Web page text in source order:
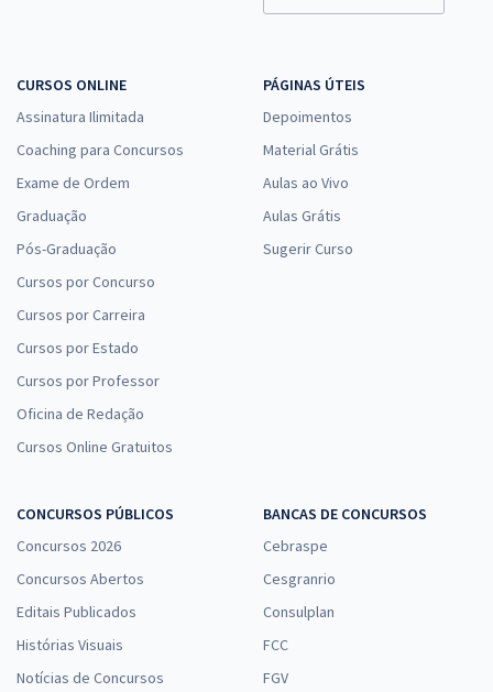
CURSOS ONLINE
Assinatura Ilimitada
Coaching para Concursos
Exame de Ordem
Graduação
Pós-Graduação
Cursos por Concurso
Cursos por Carreira
Cursos por Estado
Cursos por Professor
Oficina de Redação
Cursos Online Gratuitos
PÁGINAS ÚTEIS
Depoimentos
Material Grátis
Aulas ao Vivo
Aulas Grátis
Sugerir Curso
CONCURSOS PÚBLICOS
Concursos 2026
Concursos Abertos
Editais Publicados
Histórias Visuais
Notícias de Concursos
BANCAS DE CONCURSOS
Cebraspe
Cesgranrio
Consulplan
FCC
FGV